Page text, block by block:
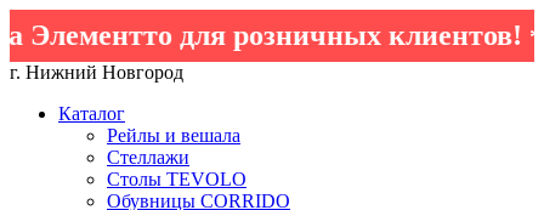
для розничных клиентов!
г. Нижний Новгород
Каталог
Рейлы и вешала
Стеллажи
Столы TEVOLO
Обувницы CORRIDO